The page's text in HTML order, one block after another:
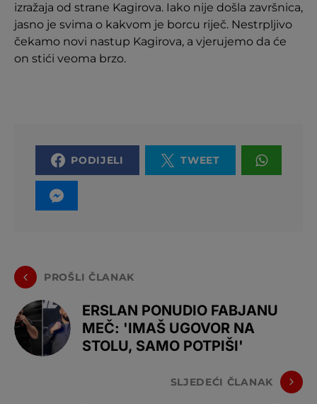
izražaja od strane Kagirova. Iako nije došla završnica,
jasno je svima o kakvom je borcu riječ. Nestrpljivo
čekamo novi nastup Kagirova, a vjerujemo da će
on stići veoma brzo.
PODIJELI TWEET
PROŠLI ČLANAK
ERSLAN PONUDIO FABJANU
MEČ: 'IMAŠ UGOVOR NA
STOLU, SAMO POTPIŠI'
SLJEDEĆI ČLANAK